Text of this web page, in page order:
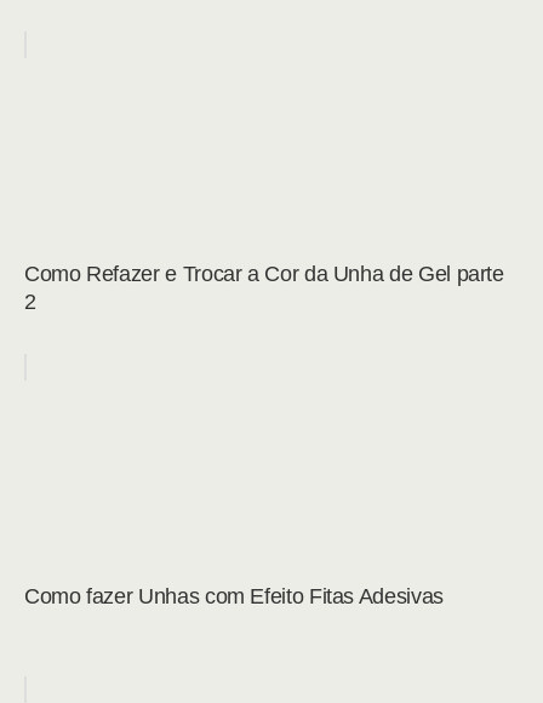
Como Refazer e Trocar a Cor da Unha de Gel parte
2
Como fazer Unhas com Efeito Fitas Adesivas